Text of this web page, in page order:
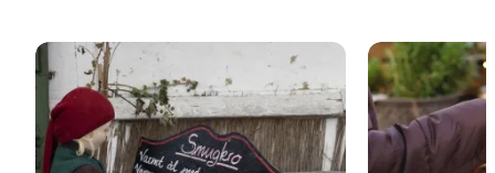
Jul på museerne i Fjordlandet